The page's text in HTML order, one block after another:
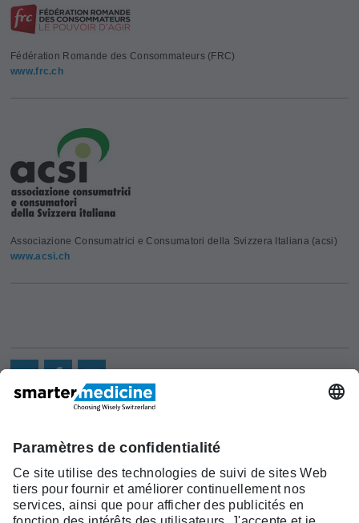
Fédération Romande des Consommateurs (FRC)
www.frc.ch
Associazione Consumatrici e Consumatori della Svizzera Italiana (acsi)
www.acsi.ch
smarter
medicine?
Liste Top 5
Recherche
Contact
c/o Société Suisse de Médécine
Interne Générale
Monbijoustrasse 43, Case postale,
3001 Berne
Tél. +41 31 370 40 00, Fax +41 31